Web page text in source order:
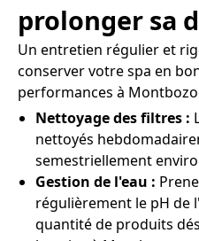
prolonger sa
Un entretien régulier et
conserver votre spa en
performances à
Nettoyage des filtres :
nettoyés
semestriellement
Gestion de l'eau :
régulièrement le pH de
quantité de produits